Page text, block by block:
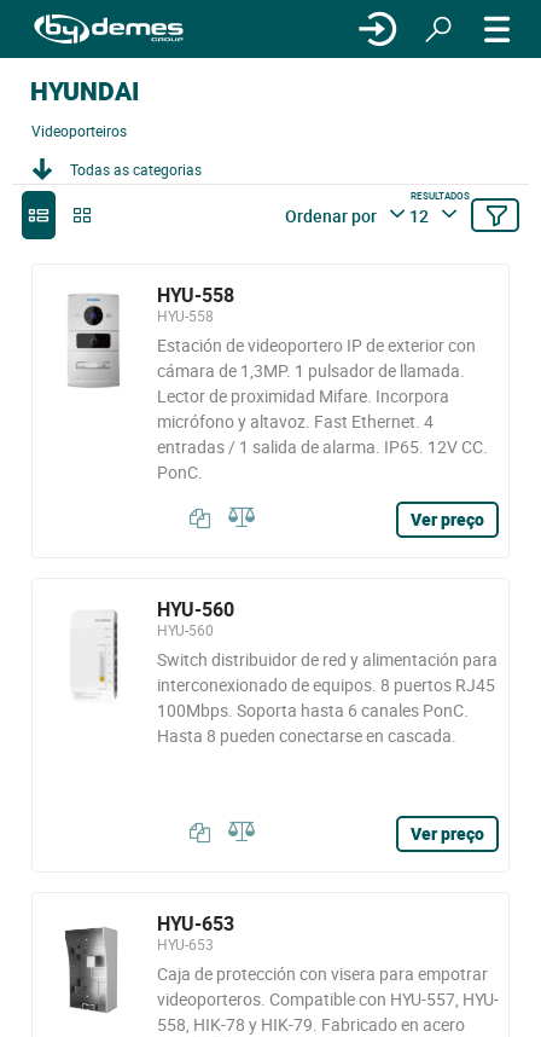
HYUNDAI
Videoporteiros
Todas as categorias
Ordenar por
RESULTADOS
12
HYU-558
HYU-558
Estación de videoportero IP de exterior con
cámara de 1,3MP. 1 pulsador de llamada.
Lector de proximidad Mifare. Incorpora
micrófono y altavoz. Fast Ethernet. 4
entradas / 1 salida de alarma. IP65. 12V CC.
PonC.
Ver preço
HYU-560
HYU-560
Switch distribuidor de red y alimentación para
interconexionado de equipos. 8 puertos RJ45
100Mbps. Soporta hasta 6 canales PonC.
Hasta 8 pueden conectarse en cascada.
Ver preço
HYU-653
HYU-653
Caja de protección con visera para empotrar
videoporteros. Compatible con HYU-557, HYU-
558, HIK-78 y HIK-79. Fabricado en acero